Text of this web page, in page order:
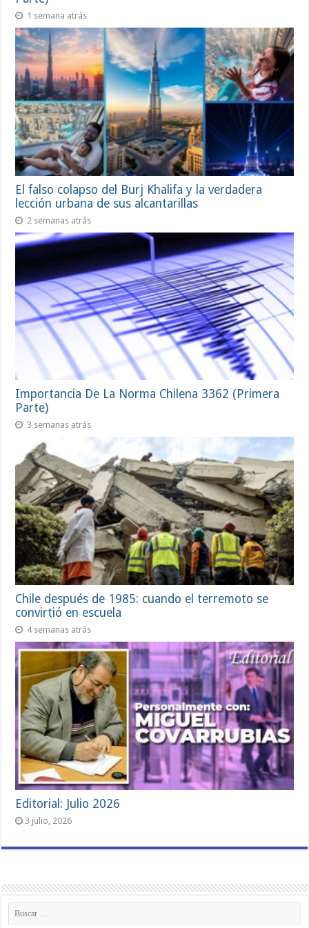
1 semana atrás
El falso colapso del Burj Khalifa y la verdadera
lección urbana de sus alcantarillas
2 semanas atrás
Importancia De La Norma Chilena 3362 (Primera
Parte)
3 semanas atrás
Chile después de 1985: cuando el terremoto se
convirtió en escuela
4 semanas atrás
Editorial: Julio 2026
3 julio, 2026